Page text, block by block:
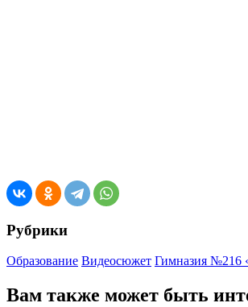
Рубрики
Образование Видеосюжет Гимназия №216
Вам также может быть